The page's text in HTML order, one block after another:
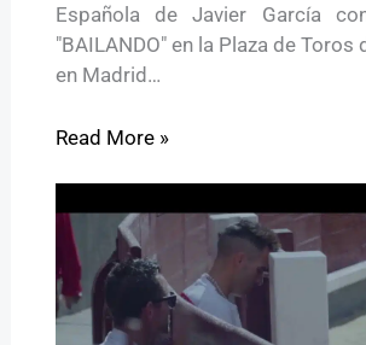
Española de Javier García
"BAILANDO" en la Plaza de Toros
en Madrid…
Read More »